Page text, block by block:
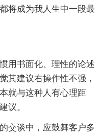
将成为我人生中一段最
书面化、理性的论述
其建议右操作性不强，
就与这种人有心理距
议。
谈中，应鼓舞客户多